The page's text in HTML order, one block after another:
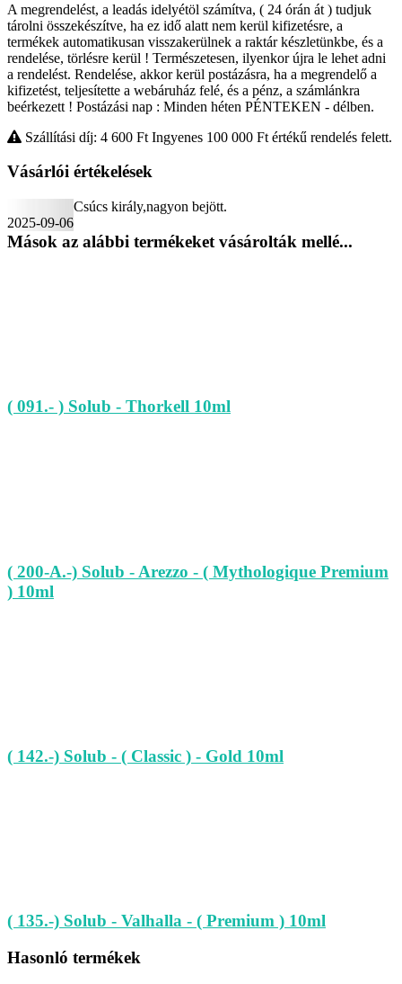
A megrendelést, a leadás idelyétöl számítva, ( 24 órán át ) tudjuk
tárolni összekészítve, ha ez idő alatt nem kerül kifizetésre, a
termékek automatikusan visszakerülnek a raktár készletünkbe, és a
rendelése, törlésre kerül ! Természetesen, ilyenkor újra le lehet adni
a rendelést. Rendelése, akkor kerül postázásra, ha a megrendelő a
kifizetést, teljesítette a webáruház felé, és a pénz, a számlánkra
beérkezett ! Postázási nap : Minden héten PÉNTEKEN - délben.
Szállítási díj: 4 600 Ft Ingyenes 100 000 Ft értékű rendelés felett.
Vásárlói értékelések
2025-09-06
Csúcs király,nagyon bejött.
Mások az alábbi termékeket vásárolták mellé...
( 091.- ) Solub - Thorkell 10ml
( 200-A.-) Solub - Arezzo - ( Mythologique Premium
) 10ml
( 142.-) Solub - ( Classic ) - Gold 10ml
( 135.-) Solub - Valhalla - ( Premium ) 10ml
Hasonló termékek